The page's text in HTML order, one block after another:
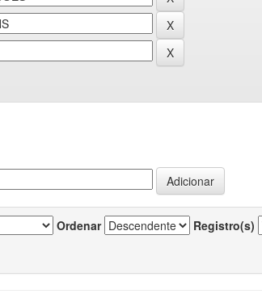
Ordenar Registro(s)